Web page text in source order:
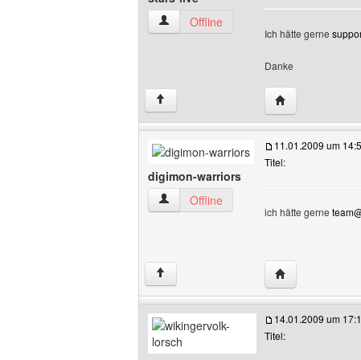
stars-live Benutzer-Profile anzeigen
Offline
Ich hätte gerne
Danke
↑ Website dieses
digimon-warriors
digimon-warriors Benutzer-Profile
Offline
11.01.2009 um
Titel:
ich hätte gerne
↑ Website dieses
14.01.2009 um
Titel: